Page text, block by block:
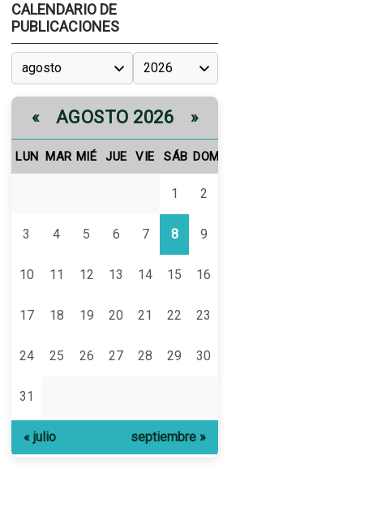
CALENDARIO DE
PUBLICACIONES
« AGOSTO 2026 »
LUN MAR MIÉ JUE VIE SÁB DOM
1 2
3 4 5 6 7 8 9
10 11 12 13 14 15 16
17 18 19 20 21 22 23
24 25 26 27 28 29 30
31
« julio septiembre »